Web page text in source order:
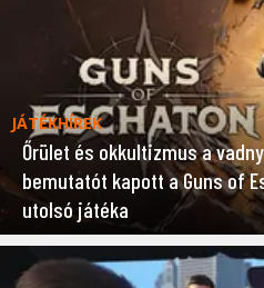
JÁTÉKHÍREK
Őrület és okkultizmus a
bemutatót kapott a Guns of
utolsó játéka